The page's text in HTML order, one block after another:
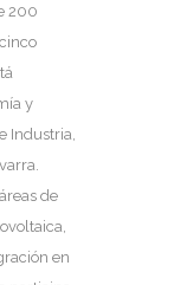
200
y
Industria,
de
en